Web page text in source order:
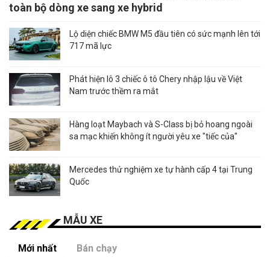
toàn bộ dòng xe sang xe hybrid
Lộ diện chiếc BMW M5 đầu tiên có sức mạnh lên tới
717 mã lực
Phát hiện lô 3 chiếc ô tô Chery nhập lậu về Việt
Nam trước thềm ra mắt
Hàng loạt Maybach và S-Class bị bỏ hoang ngoài
sa mạc khiến không ít người yêu xe "tiếc của"
Mercedes thử nghiệm xe tự hành cấp 4 tại Trung
Quốc
MẪU XE
Mới nhất Bán chạy